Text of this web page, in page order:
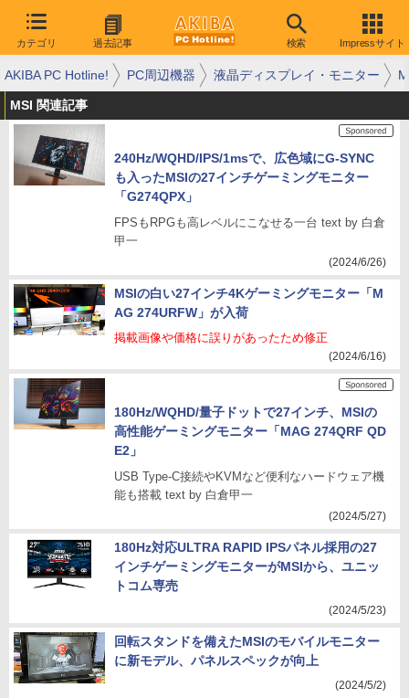
カテゴリ 過去記事 検索 Impressサイト
AKIBA PC Hotline! PC周辺機器 液晶ディスプレイ・モニター
MSI 関連記事
240Hz/WQHD/IPS/1msで、広色域にG-SYNC
も入ったMSIの27インチゲーミングモニター
「G274QPX」
FPSもRPGも高レベルにこなせる一台 text by 白倉
甲一
(2024/6/26)
MSIの白い27インチ4Kゲーミングモニター「M
AG 274URFW」が入荷
掲載画像や価格に誤りがあったため修正
(2024/6/16)
180Hz/WQHD/量子ドットで27インチ、MSIの
高性能ゲーミングモニター「MAG 274QRF QD
E2」
USB Type-C接続やKVMなど便利なハードウェア機
能も搭載 text by 白倉甲一
(2024/5/27)
180Hz対応ULTRA RAPID IPSパネル採用の27
インチゲーミングモニターがMSIから、ユニッ
トコム専売
(2024/5/23)
回転スタンドを備えたMSIのモバイルモニター
に新モデル、パネルスペックが向上
(2024/5/2)